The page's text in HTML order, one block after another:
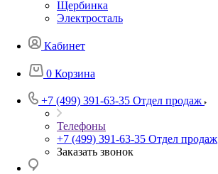
Щербинка
Электросталь
Кабинет
0 Корзина
+7 (499) 391-63-35 Отдел продаж
Телефоны
+7 (499) 391-63-35 Отдел продаж
Заказать звонок